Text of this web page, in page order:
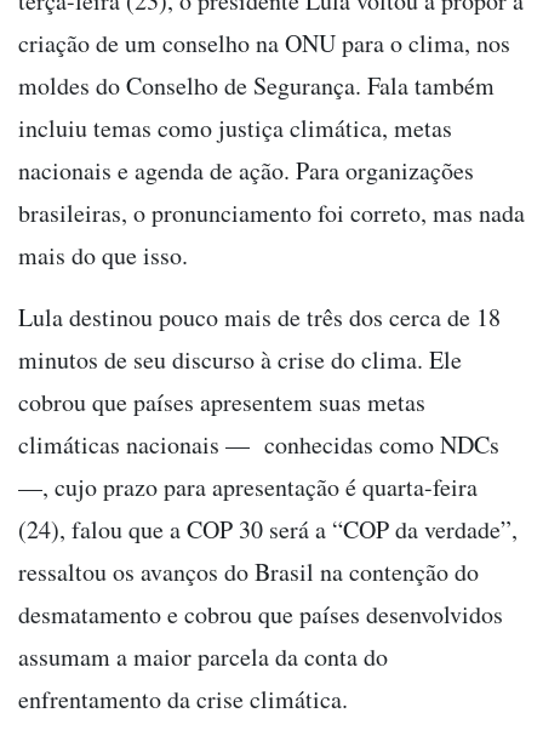
criação de um conselho na ONU para o clima, nos
moldes do Conselho de Segurança. Fala também
incluiu temas como justiça climática, metas
nacionais e agenda de ação. Para organizações
brasileiras, o pronunciamento foi correto, mas nada
mais do que isso.
Lula destinou pouco mais de três dos cerca de 18
minutos de seu discurso à crise do clima. Ele
cobrou que países apresentem suas metas
climáticas nacionais — conhecidas como NDCs
—, cujo prazo para apresentação é quarta-feira
(24), falou que a COP 30 será a “COP da verdade”,
ressaltou os avanços do Brasil na contenção do
desmatamento e cobrou que países desenvolvidos
assumam a maior parcela da conta do
enfrentamento da crise climática.